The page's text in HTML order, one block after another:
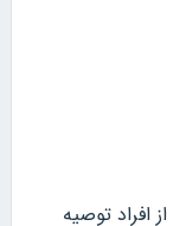
افراد توصیه